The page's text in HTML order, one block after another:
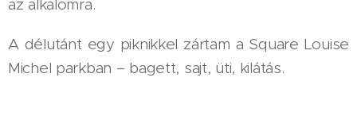
az alkalomra.
A délutánt egy piknikkel zártam a Square Louise
Michel parkban – bagett, sajt, üti, kilátás.